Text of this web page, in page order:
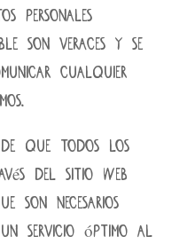
personales
son veraces y se
cualquier
de que todos los
del sitio web
son necesarios
servicio óptimo al